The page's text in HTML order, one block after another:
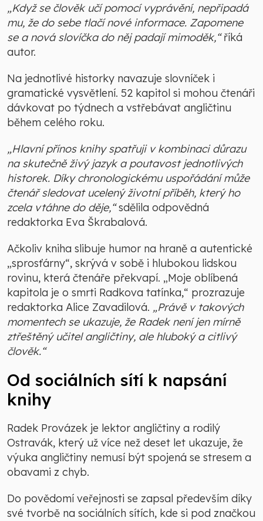
„Když se člověk učí pomocí vyprávění, nepřipadá
mu, že do sebe tlačí nové informace. Zapomene
se a nová slovíčka do něj padají mimoděk,“říká
autor.
Na jednotlivé historky navazuje slovníček i
gramatické vysvětlení. 52 kapitol si mohou čtenáři
dávkovat po týdnech a vstřebávat angličtinu
během celého roku.
„Hlavní přínos knihy spatřuji v kombinaci důrazu
na skutečně živý jazyk a poutavost jednotlivých
historek. Díky chronologickému uspořádání může
čtenář sledovat ucelený životní příběh, který ho
zcela vtáhne do děje,“sdělila odpovědná
redaktorka Eva Škrabalová.
Ačkoliv kniha slibuje humor na hraně a autentické
„sprosťárny“, skrývá v sobě i hlubokou lidskou
rovinu, která čtenáře překvapí. „Moje oblíbená
kapitola je o smrti Radkova tatínka,“ prozrazuje
redaktorka Alice Zavadilová. „Právě v takových
momentech se ukazuje, že Radek není jen mírně
ztřeštěný učitel angličtiny, ale hluboký a citlivý
člověk.“
Od sociálních sítí k napsání
knihy
Radek Provázek je lektor angličtiny a rodilý
Ostravák, který už více než deset let ukazuje, že
výuka angličtiny nemusí být spojená se stresem a
obavami z chyb.
Do povědomí veřejnosti se zapsal především díky
své tvorbě na sociálních sítích, kde si pod značkou